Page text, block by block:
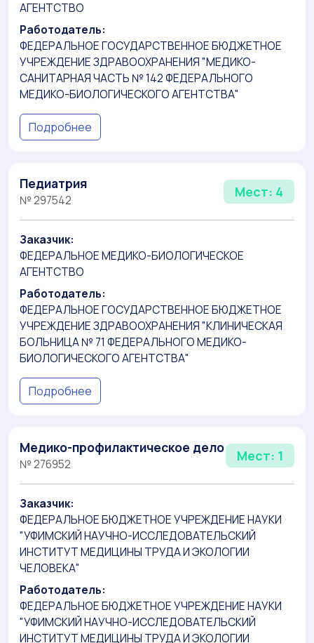
АГЕНТСТВО
Работодатель:
ФЕДЕРАЛЬНОЕ ГОСУДАРСТВЕННОЕ БЮДЖЕТНОЕ
УЧРЕЖДЕНИЕ ЗДРАВООХРАНЕНИЯ "МЕДИКО-
САНИТАРНАЯ ЧАСТЬ № 142 ФЕДЕРАЛЬНОГО
МЕДИКО-БИОЛОГИЧЕСКОГО АГЕНТСТВА"
Подробнее
Педиатрия
№ 297542
Мест: 4
Заказчик:
ФЕДЕРАЛЬНОЕ МЕДИКО-БИОЛОГИЧЕСКОЕ
АГЕНТСТВО
Работодатель:
ФЕДЕРАЛЬНОЕ ГОСУДАРСТВЕННОЕ БЮДЖЕТНОЕ
УЧРЕЖДЕНИЕ ЗДРАВООХРАНЕНИЯ "КЛИНИЧЕСКАЯ
БОЛЬНИЦА № 71 ФЕДЕРАЛЬНОГО МЕДИКО-
БИОЛОГИЧЕСКОГО АГЕНТСТВА"
Подробнее
Медико-профилактическое дело
№ 276952
Мест: 1
Заказчик:
ФЕДЕРАЛЬНОЕ БЮДЖЕТНОЕ УЧРЕЖДЕНИЕ НАУКИ
"УФИМСКИЙ НАУЧНО-ИССЛЕДОВАТЕЛЬСКИЙ
ИНСТИТУТ МЕДИЦИНЫ ТРУДА И ЭКОЛОГИИ
ЧЕЛОВЕКА"
Работодатель:
ФЕДЕРАЛЬНОЕ БЮДЖЕТНОЕ УЧРЕЖДЕНИЕ НАУКИ
"УФИМСКИЙ НАУЧНО-ИССЛЕДОВАТЕЛЬСКИЙ
ИНСТИТУТ МЕДИЦИНЫ ТРУДА И ЭКОЛОГИИ